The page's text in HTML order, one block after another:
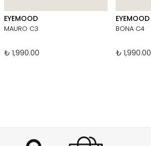
EYEMOOD
MAURO C3
₺ 1,990.00
EYEMOOD
BONA C4
₺ 1,990.00